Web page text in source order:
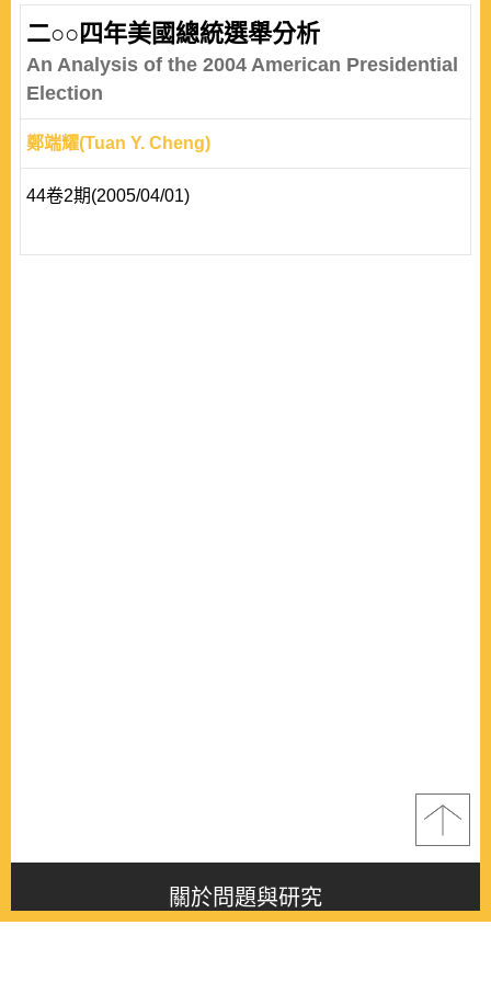
二○○四年美國總統選舉分析
An Analysis of the 2004 American Presidential
Election
鄭端耀(Tuan Y. Cheng)
44卷2期(2005/04/01)
關於問題與研究
About this journal